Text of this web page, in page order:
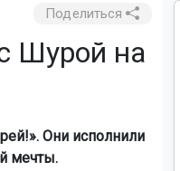
Поделиться
Шурой на
Они исполнили
мечты.